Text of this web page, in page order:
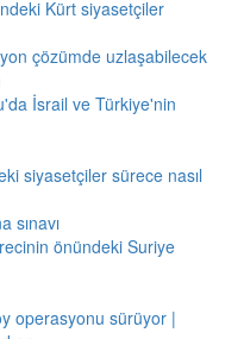
Kürt siyasetçiler
çözümde uzlaşabilecek
İsrail ve Türkiye'nin
siyasetçiler sürece nasıl
sınavı
önündeki Suriye
operasyonu sürüyor |